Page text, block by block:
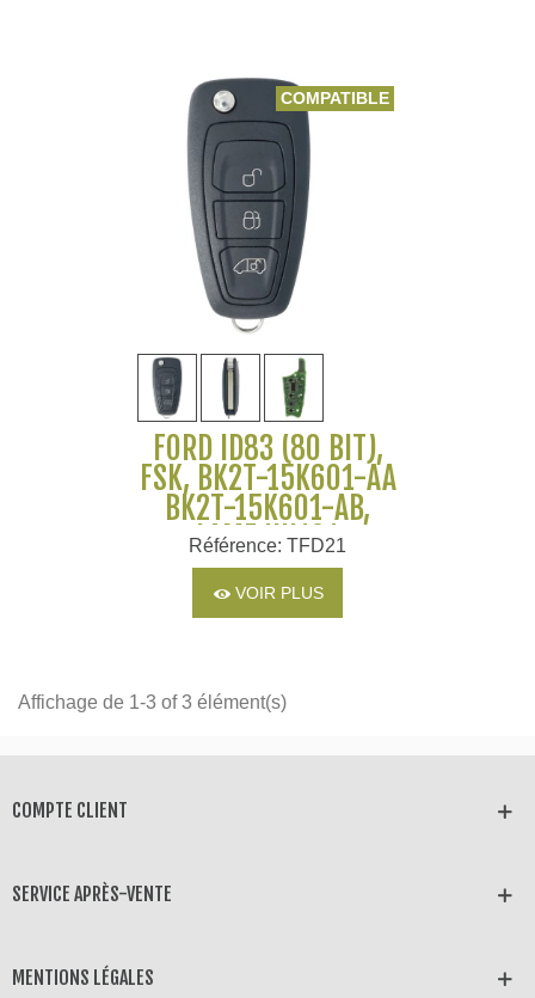
COMPATIBLE
FORD ID83 (80 BIT),
FSK, BK2T-15K601-AA
BK2T-15K601-AB,
LAME HU101
Référence: TFD21
VOIR PLUS
Affichage de 1-3 of 3 élément(s)
COMPTE CLIENT
SERVICE APRÈS-VENTE
MENTIONS LÉGALES